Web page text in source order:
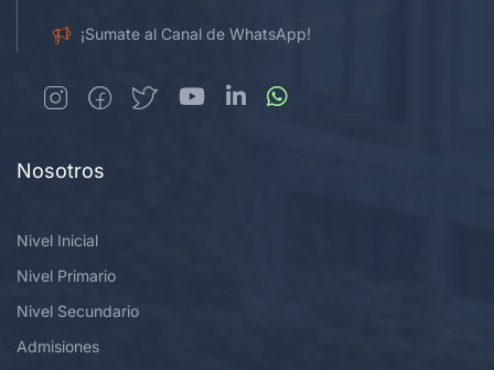
¡Sumate al Canal de WhatsApp!
Nosotros
Nivel Inicial
Nivel Primario
Nivel Secundario
Admisiones